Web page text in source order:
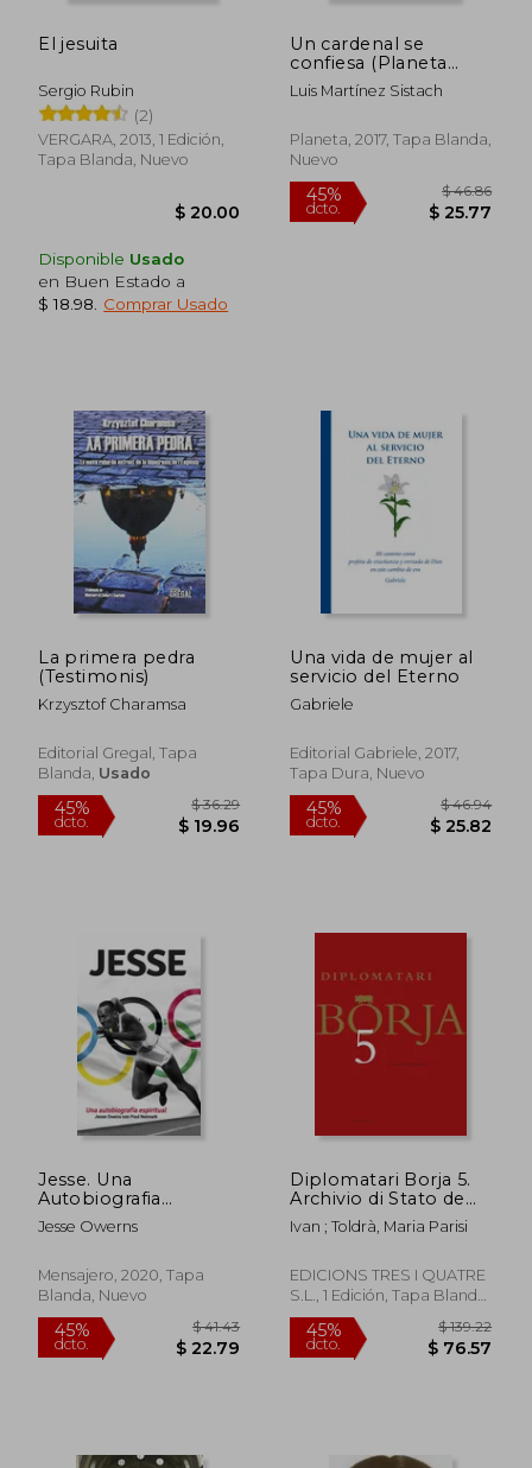
45%
dcto. $ 32.66 dcto.
El jesuita
Sergio Rubin
(2)
VERGARA, 2013, 1 Edición,
Tapa Blanda, Nuevo
$ 20.00
Disponible Usado
en Buen Estado a
$ 18.98
Comprar Usado
Un cardenal se
confiesa (Planeta
Testimonio)
Luis Martínez Sistach
Planeta, 2017, Tapa Blanda,
Nuevo
45%
dcto.
La primera pedra
(Testimonis)
Krzysztof Charamsa
Editorial Gregal, Tapa
Blanda, Usado
Una vida de mujer al
servicio del Eterno
Gabriele
Editorial Gabriele, 2017,
Tapa Dura, Nuevo
Jesse. Una
Autobiografia
Espiritual: 17
(Testimonios)
Jesse Owerns
Mensajero, 2020, Tapa
Blanda, Nuevo
Diplomatari Borja 5.
Archivio di Stato de
Roma: documents
dels protocols de
(1479-1505)
Ivan ; Toldrà, Maria Parisi
EDICIONS TRES I QUATRE
S.L., 1 Edición, Tapa Blanda,
Nuevo